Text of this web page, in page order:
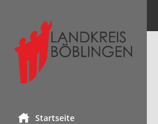
Startseite